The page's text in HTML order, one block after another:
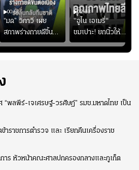
00:51
“มด” วิภาวี เผย
สภาพร่างกายดีขึ้น
อย่างต่อเนื่อง พร้อม
พยายามลงสนามให้
ความมั่นใจ
02:33
"อูไน เอเมรี่"
ชมเปาะ! ยกนิ้วให้
แท็กติกบีจี แฮปปี้
สุดๆ กับการเยือนไทย
“พลพีร์-เจเศรษฐ์-วรศิษฏ์” รมช.มหาดไทย เป็น
าราชการตำรวจ และ เรียกคืนเครื่องราช
าร หัวหน้าคณะศาลปกครองกลางและภูเก็ต